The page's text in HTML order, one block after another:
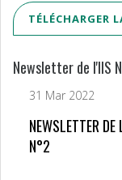
TÉLÉCHARGER
Newsletter de l'IIS
31 Mar 2022
NEWSLETTER
N°2